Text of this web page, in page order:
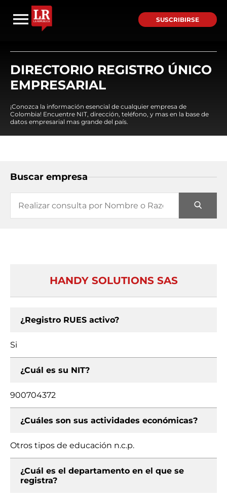
SUSCRIBIRSE
DIRECTORIO REGISTRO ÚNICO
EMPRESARIAL
¡Conozca la información esencial de cualquier empresa de
Colombia! Encuentre NIT, dirección, teléfono, y mas en la base de
datos empresarial mas grande del país.
Buscar empresa
HANDY SOLUTIONS SAS
¿Registro RUES activo?
Si
¿Cuál es su NIT?
900704372
¿Cuáles son sus actividades económicas?
Otros tipos de educación n.c.p.
¿Cuál es el departamento en el que se
registra?